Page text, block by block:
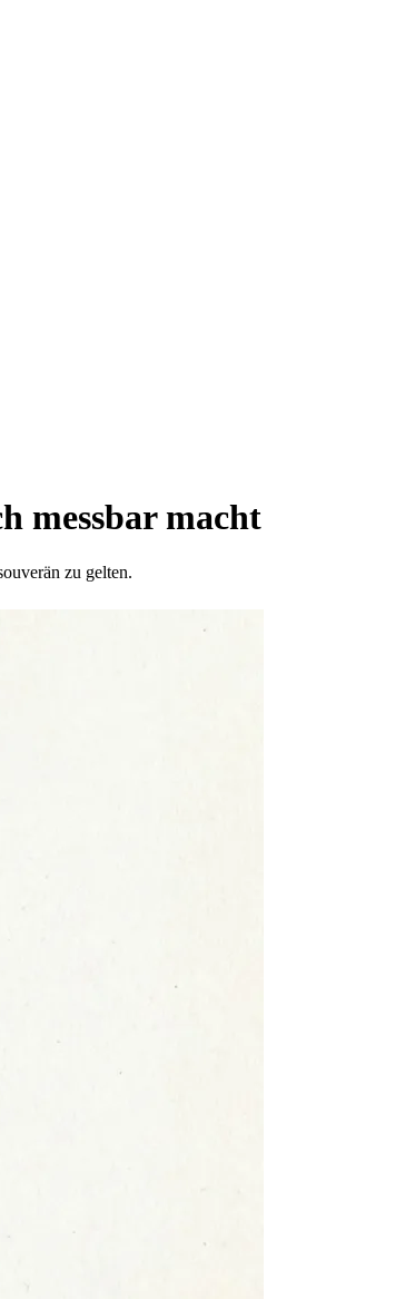
messbar macht
zu gelten.